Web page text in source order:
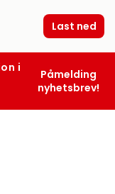
Last ned
i
Påmelding
nyhetsbrev!